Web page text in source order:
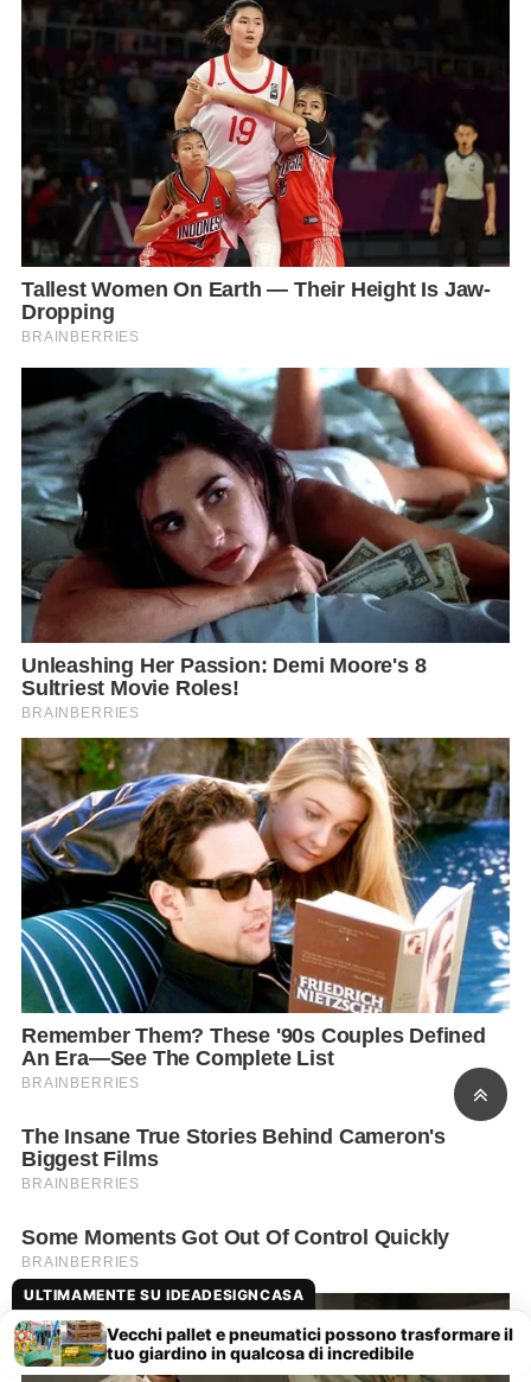
ULTIMAMENTE SU IDEADESIGNCASA
Vecchi pallet e pneumatici possono trasformare il
tuo giardino in qualcosa di incredibile